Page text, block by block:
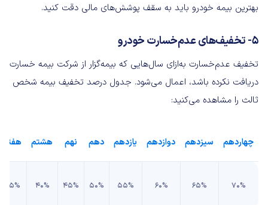
بهترین بیمه خودرو باید به سقف پوشش‌های مالی دقت کنید.
۵- تخفیف‌های عدم‌خسارت خودرو
تخفیف عدم‌خسارت به‌ازای سال‌هایی که بیمه‌گزار از شرکت بیمه خسارت
دریافت نکرده باشد، اعمال می‌شود. جدول درصد تخفیف بیمه شخص
ثالث را مشاهده می‌کنید:
چهاردهم سیزدهم دوازدهم یازدهم دهم نهم هشتم هفتم
۷۰% ۶۵% ۶۰% ۵۵% ۵۰% ۴۵% ۴۰% ۳۵%